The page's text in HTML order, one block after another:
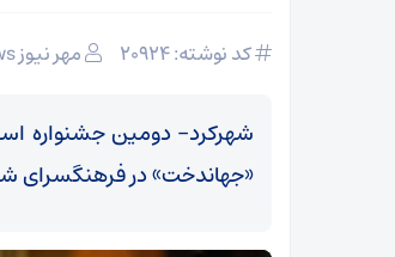
کد نوشته: 20924 مهر نیوز mehrnews
شهرکرد- دومین جشنواره
«جهاندخت» در فرهنگسرای